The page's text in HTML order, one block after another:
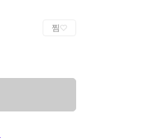
찜